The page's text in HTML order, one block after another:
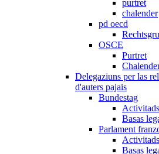
purtret
chalender
pd oecd
OSCE
Purtret
Delegaziuns per las
d'auters pajais
Bundestag
Activitads
Basas
Parlament
Activitads
Basas